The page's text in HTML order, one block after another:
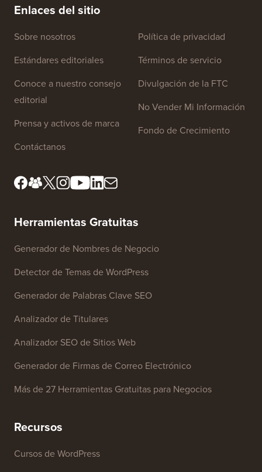
Enlaces del sitio
Sobre nosotros
Estándares editoriales
Conoce a nuestro consejo
editorial
Prensa y activos de marca
Contáctanos
Política de privacidad
Términos de servicio
Divulgación de la FTC
No Vender Mi Información
Fondo de Crecimiento
Herramientas Gratuitas
Generador de Nombres de Negocio
Detector de Temas de WordPress
Generador de Palabras Clave SEO
Analizador de Titulares
Analizador SEO de Sitios Web
Generador de Firmas de Correo Electrónico
Más de 27 Herramientas Gratuitas para Negocios
Recursos
Cursos de WordPress